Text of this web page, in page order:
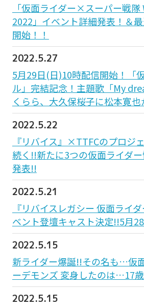
「仮面ライダー×スーパー戦隊
2022」イベント詳細発表！＆
開始！！
2022.5.27
5月29日(日)10時配信開始！「
ル」完結記念！主題歌「My
くらら、大久保桜子に松本寛也
2022.5.22
『リバイス』×TTFCのプロジ
続く!!新たに3つの仮面ライダ
発表!!
2022.5.21
『リバイスレガシー 仮面ライ
ベント登壇キャスト決定!!5月
2022.5.15
新ライダー爆誕!!その名も…仮
ーデモンズ 変身したのは…17
2022.5.15